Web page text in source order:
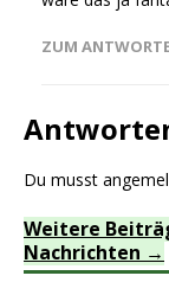
ZUM
Du musst
Weitere
Nachrichten